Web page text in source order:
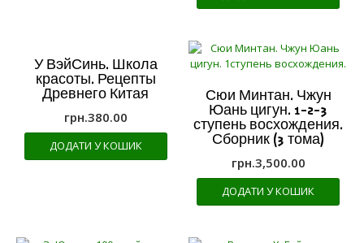
У ВэйСинь. Школа
красоты. Рецепты
Древнего Китая
грн.380.00
ДОДАТИ У КОШИК
Сюи Минтан. Чжун
Юань цигун. 1-2-3
ступень восхождения.
Сборник (3 тома)
грн.3,500.00
ДОДАТИ У КОШИК